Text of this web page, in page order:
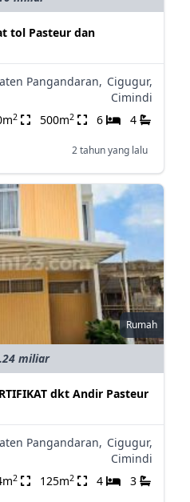
tol Pasteur dan
Pangandaran, Cigugur,
Cimindi
2 500m2 6 4
2 tahun yang lalu
Rumah
miliar
dkt Andir Pasteur
Pangandaran, Cigugur,
Cimindi
2 125m2 4 3